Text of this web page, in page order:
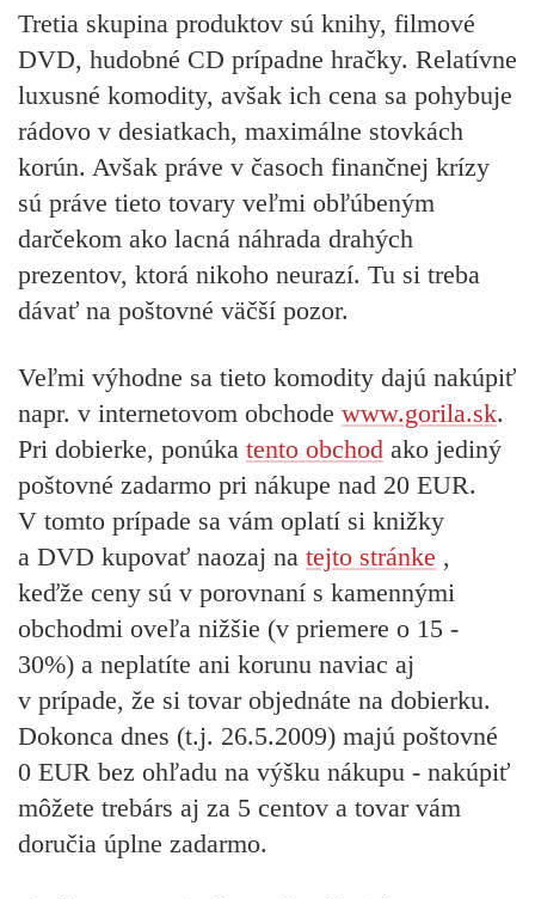
Tretia skupina produktov sú knihy, filmové
DVD, hudobné CD prípadne hračky. Relatívne
luxusné komodity, avšak ich cena sa pohybuje
rádovo v desiatkach, maximálne stovkách
korún. Avšak práve v časoch finančnej krízy
sú práve tieto tovary veľmi obľúbeným
darčekom ako lacná náhrada drahých
prezentov, ktorá nikoho neurazí. Tu si treba
dávať na poštovné väčší pozor.
Veľmi výhodne sa tieto komodity dajú nakúpiť
napr. v internetovom obchode www.gorila.sk.
Pri dobierke, ponúka tento obchod ako jediný
poštovné zadarmo pri nákupe nad 20 EUR.
V tomto prípade sa vám oplatí si knižky
a DVD kupovať naozaj na tejto stránke ,
keďže ceny sú v porovnaní s kamennými
obchodmi oveľa nižšie (v priemere o 15 -
30%) a neplatíte ani korunu naviac aj
v prípade, že si tovar objednáte na dobierku.
Dokonca dnes (t.j. 26.5.2009) majú poštovné
0 EUR bez ohľadu na výšku nákupu - nakúpiť
môžete trebárs aj za 5 centov a tovar vám
doručia úplne zadarmo.